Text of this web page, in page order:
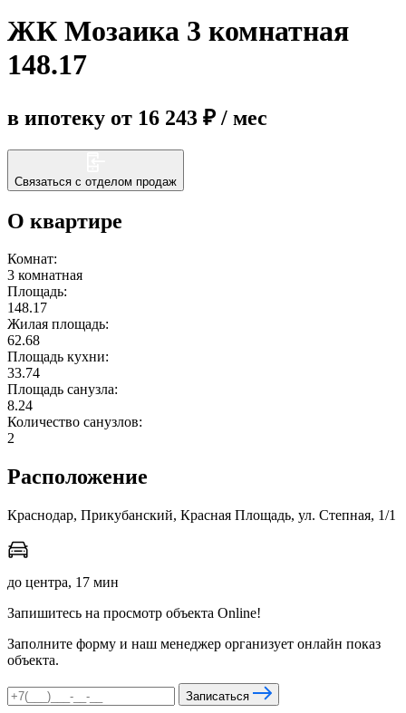
мы в соцсетях
ЖК Мозаика 3 комнатная
148.17
в ипотеку от 16 243 ₽ / мес
Связаться с отделом продаж
О квартире
Комнат:
3 комнатная
Площадь:
148.17
Жилая площадь:
62.68
Площадь кухни:
33.74
Площадь санузла:
8.24
Количество санузлов:
2
Расположение
Краснодар, Прикубанский, Красная Площадь, ул. Степная, 1/1
до центра, 17 мин
Запишитесь на просмотр объекта Online!
Заполните форму и наш менеджер организует онлайн показ
объекта.
Записаться